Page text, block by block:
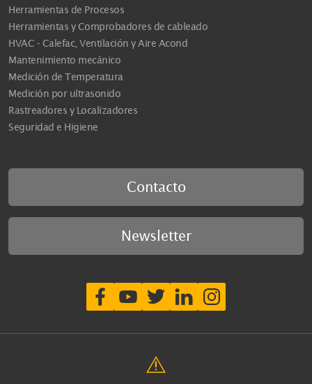
Herramientas de Procesos
Herramientas y Comprobadores de cableado
HVAC - Calefac, Ventilación y Aire Acond
Mantenimiento mecánico
Medición de Temperatura
Medición por ultrasonido
Rastreadores y Localizadores
Seguridad e Higiene
Contacto
Newsletter